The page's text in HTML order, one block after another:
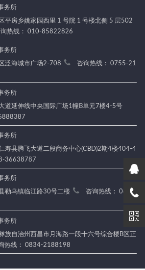
务所
平房乡姚家园西里 1 号院 1 号楼北侧 5 层502
询热线： 010-85822826
务所
泛海城市广场2-708
咨询热线： 0755-21
务所
道延伸线中央国际广场1幢B单元7楼4-5号
务所
寿县腾飞大道二段商务中心(CBD)2期4楼404-4
36638787
务所
勒乌镇临江路30号二楼
咨询热线： 0837
务所
族自治州西昌市月海路一段十六号综合楼B区正
热线： 0834-2188198